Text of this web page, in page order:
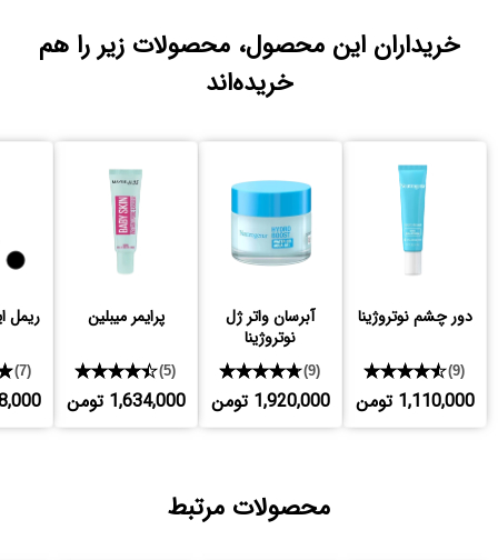
خریداران این محصول، محصولات زیر را هم
خریده‌اند
دور چشم نوتروژینا
★★★★★(9)
1,110,000 تومن
آبرسان واتر ژل
نوتروژینا
★★★★★(9)
1,920,000 تومن
پرایمر میبلین
★★★★★(5)
1,634,000 تومن
ریمل
(7)
محصولات مرتبط